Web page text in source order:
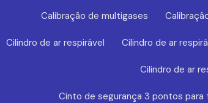
Calibração de multigases
Cilindro de ar respirável Cilindro de ar
Cilindro de ar
Cinto de segurança 3 pontos para